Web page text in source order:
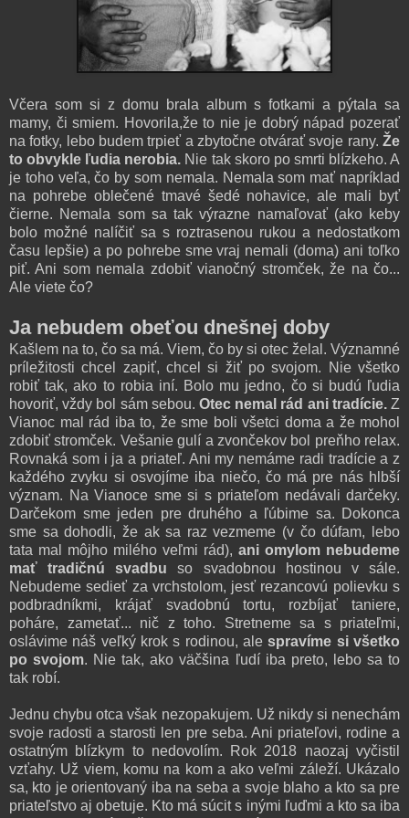
Včera som si z domu brala album s fotkami a pýtala sa
mamy, či smiem. Hovorila,že to nie je dobrý nápad pozerať
na fotky, lebo budem trpieť a zbytočne otvárať svoje rany. Že
to obvykle ľudia nerobia. Nie tak skoro po smrti blízkeho. A
je toho veľa, čo by som nemala. Nemala som mať napríklad
na pohrebe oblečené tmavé šedé nohavice, ale mali byť
čierne. Nemala som sa tak výrazne namaľovať (ako keby
bolo možné nalíčiť sa s roztrasenou rukou a nedostatkom
času lepšie) a po pohrebe sme vraj nemali (doma) ani toľko
piť. Ani som nemala zdobiť vianočný stromček, že na čo...
Ale viete čo?
Ja nebudem obeťou dnešnej doby
Kašlem na to, čo sa má. Viem, čo by si otec želal. Významné
príležitosti chcel zapiť, chcel si žiť po svojom. Nie všetko
robiť tak, ako to robia iní. Bolo mu jedno, čo si budú ľudia
hovoriť, vždy bol sám sebou. Otec nemal rád ani tradície.Z
Vianoc mal rád iba to, že sme boli všetci doma a že mohol
zdobiť stromček. Vešanie gulí a zvončekov bol preňho relax.
Rovnaká som i ja a priateľ. Ani my nemáme radi tradície a z
každého zvyku si osvojíme iba niečo, čo má pre nás hlbší
význam. Na Vianoce sme si s priateľom nedávali darčeky.
Darčekom sme jeden pre druhého a ľúbime sa. Dokonca
sme sa dohodli, že ak sa raz vezmeme (v čo dúfam, lebo
tata mal môjho milého veľmi rád), ani omylom nebudeme
mať tradičnú svadbu so svadobnou hostinou v sále.
Nebudeme sedieť za vrchstolom, jesť rezancovú polievku s
podbradníkmi, krájať svadobnú tortu, rozbíjať taniere,
poháre, zametať... nič z toho. Stretneme sa s priateľmi,
oslávime náš veľký krok s rodinou, alespravíme si všetko
po svojom. Nie tak, ako väčšina ľudí iba preto, lebo sa to
tak robí.
Jednu chybu otca však nezopakujem. Už nikdy si nenechám
svoje radosti a starosti len pre seba. Ani priateľovi, rodine a
ostatným blízkym to nedovolím. Rok 2018 naozaj vyčistil
vzťahy. Už viem, komu na kom a ako veľmi záleží. Ukázalo
sa, kto je orientovaný iba na seba a svoje blaho a kto sa pre
priateľstvo aj obetuje. Kto má súcit s inými ľuďmi a kto sa iba